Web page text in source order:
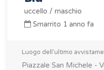
uccello / maschio
Smarrito 1 anno fa
Luogo dell'ultimo
Piazzale San Michele -